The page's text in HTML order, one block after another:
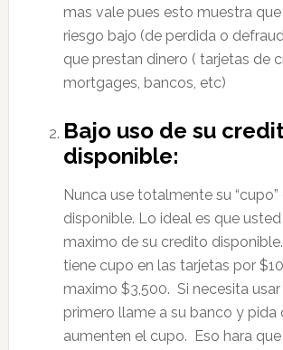
mas vale pues esto muestra
riesgo bajo (de perdida o
que prestan dinero ( tarjetas de
mortgages, bancos, etc)
Bajo uso de su
disponible:
Nunca use totalmente su
disponible. Lo ideal es que usted
maximo de su credito
tiene cupo en las tarjetas por
maximo $3,500. Si necesita
primero llame a su banco y pida
aumenten el cupo. Eso hara